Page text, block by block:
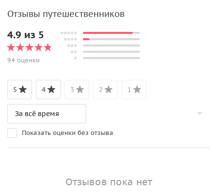
Отзывы путешественников
4.9 из 5
94 оценки
5 4 3 2 1
Показать оценки без отзыва
Отзывов пока нет